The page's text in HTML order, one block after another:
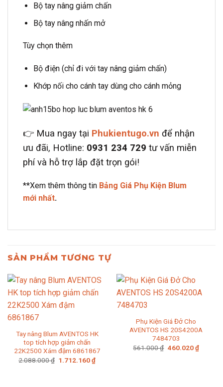
Bộ tay nâng giảm chấn
Bộ tay nâng nhấn mở
Tùy chọn thêm
Bộ điện (chỉ đi với tay nâng giảm chấn)
Khớp nối cho cánh tay dùng cho cánh mỏng
👉 Mua ngay tại Phukientugo.vn để nhận
ưu đãi, Hotline: 0931 234 729 tư vấn miễn
phí và hỗ trợ lắp đặt trọn gói!
**Xem thêm thông tin Bảng Giá Phụ Kiện Blum
mới nhất.
SẢN PHẨM TƯƠNG TỰ
Tay nâng Blum AVENTOS HK
top tích hợp giảm chấn
22K2500 Xám đậm 6861867
2.088.000₫ Giá
1.712.160₫Giá
Phụ Kiện Giá Đở Cho
AVENTOS HS 20S4200A
7484703
561.000₫ Giá
460.020₫Giá
hiện